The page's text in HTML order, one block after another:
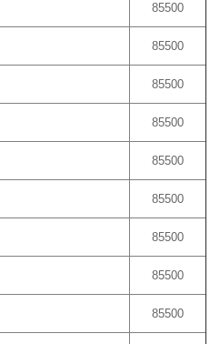
85500
85500
85500
85500
85500
85500
85500
85500
85500